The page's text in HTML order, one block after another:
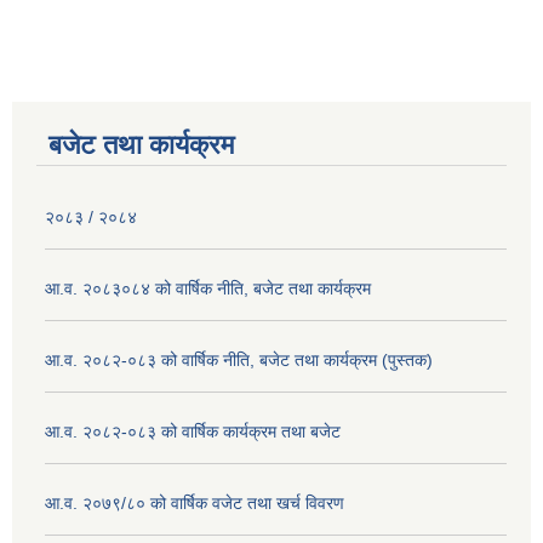
बजेट तथा कार्यक्रम
२०८३ / २०८४
आ.व. २०८३०८४ को वार्षिक नीति, बजेट तथा कार्यक्रम
आ.व. २०८२-०८३ को वार्षिक नीति, बजेट तथा कार्यक्रम (पुस्तक)
आ.व. २०८२-०८३ को वार्षिक कार्यक्रम तथा बजेट
आ.व. २०७९/८० को वार्षिक वजेट तथा खर्च विवरण